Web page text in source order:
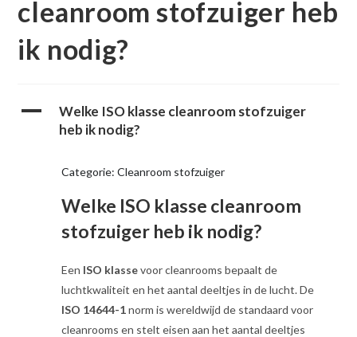
cleanroom stofzuiger heb
ik nodig?
A
Welke ISO klasse cleanroom stofzuiger
heb ik nodig?
Categorie: Cleanroom stofzuiger
Welke ISO klasse cleanroom
stofzuiger heb ik nodig?
Een ISO klassevoor cleanrooms bepaalt de
luchtkwaliteit en het aantal deeltjes in de lucht. De
ISO 14644-1norm is wereldwijd de standaard voor
cleanrooms en stelt eisen aan het aantal deeltjes